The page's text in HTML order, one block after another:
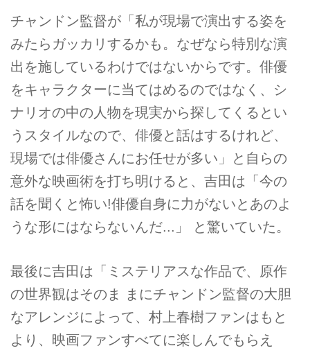
チャンドン監督が「私が現場で演出する姿を
みたらガッカリするかも。なぜなら特別な演
出を施しているわけではないからです。俳優
をキャラクターに当てはめるのではなく、シ
ナリオの中の人物を現実から探してくるとい
うスタイルなので、俳優と話はするけれど、
現場では俳優さんにお任せが多い」と自らの
意外な映画術を打ち明けると、吉田は「今の
話を聞くと怖い!俳優自身に力がないとあのよ
うな形にはならないんだ...」 と驚いていた。
最後に吉田は「ミステリアスな作品で、原作
の世界観はそのま まにチャンドン監督の大胆
なアレンジによって、村上春樹ファンはもと
より、映画ファンすべてに楽しんでもらえ